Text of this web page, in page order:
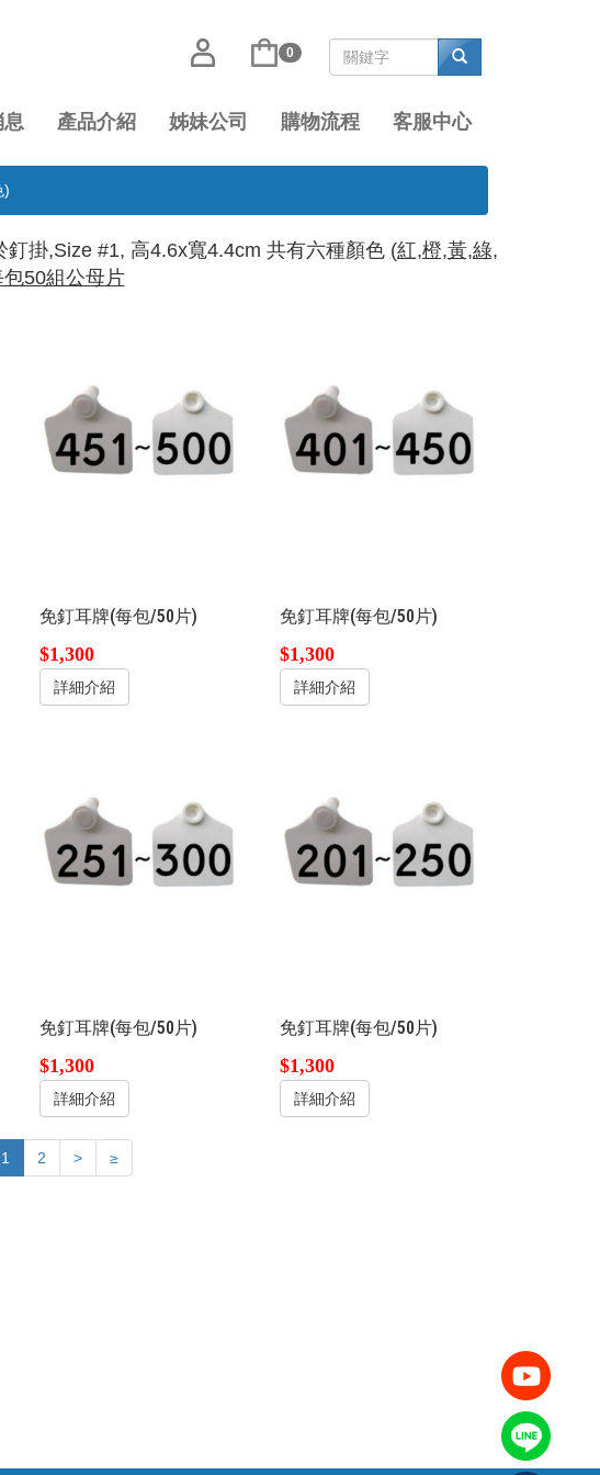
0
息 產品介紹 姊妹公司 購物流程 客服中心
)
釘掛,Size #1, 高4.6x寬4.4cm 共有六種顏色 (紅,橙,黃,綠,
50組公母片
免釘耳牌(每包/50片)
$1,300
詳細介紹
免釘耳牌(每包/50片)
$1,300
詳細介紹
免釘耳牌(每包/50片)
$1,300
詳細介紹
免釘耳牌(每包/50片)
$1,300
詳細介紹
1 2 > ≥